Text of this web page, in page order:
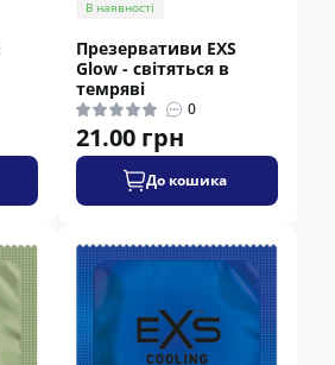
В наявності
Презервативи EXS
Glow - світяться в
темряві
0
21.00 грн
До кошика